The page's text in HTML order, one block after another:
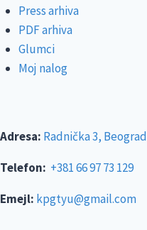
Press arhiva
PDF arhiva
Glumci
Moj nalog
Adresa: Radnička 3, Beograd
Telefon: +381 66 97 73 129
Emejl: kpgtyu@gmail.com